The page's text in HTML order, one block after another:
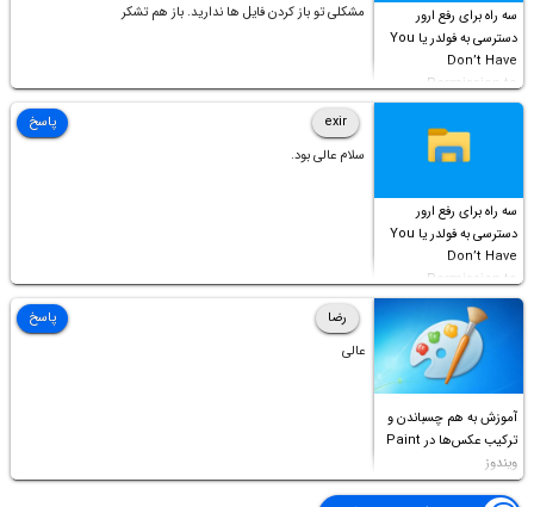
سه راه برای رفع ارور
دسترسی به فولدر یا You
Don’t Have
Permission to
Access this folder
مشکلی تو باز کردن فایل ها ندارید. باز هم تشکر
سه راه برای رفع ارور
دسترسی به فولدر یا You
Don’t Have
Permission to
Access this folder
exir
سلام عالی بود.
پاسخ
آموزش به هم چسباندن و
ترکیب عکس‌ها در Paint
ویندوز
رضا
عالی
پاسخ